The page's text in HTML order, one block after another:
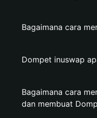
Bagaimana cara
Dompet inuswap
Bagaimana cara
dan membuat